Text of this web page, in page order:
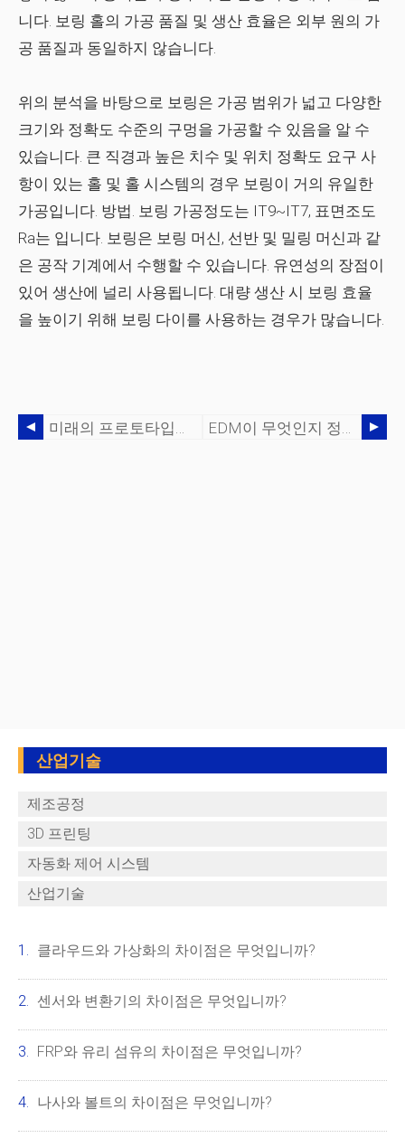
니다. 보링 홀의 가공 품질 및 생산 효율은 외부 원의 가
공 품질과 동일하지 않습니다.
위의 분석을 바탕으로 보링은 가공 범위가 넓고 다양한
크기와 정확도 수준의 구멍을 가공할 수 있음을 알 수
있습니다. 큰 직경과 높은 치수 및 위치 정확도 요구 사
항이 있는 홀 및 홀 시스템의 경우 보링이 거의 유일한
가공입니다. 방법. 보링 가공정도는 IT9~IT7, 표면조도
Ra는 입니다. 보링은 보링 머신, 선반 및 밀링 머신과 같
은 공작 기계에서 수행할 수 있습니다. 유연성의 장점이
있어 생산에 널리 사용됩니다. 대량 생산 시 보링 효율
을 높이기 위해 보링 다이를 사용하는 경우가 많습니다.
산업기술
제조공정
3D 프린팅
자동화 제어 시스템
산업기술
클라우드와 가상화의 차이점은 무엇입니까?
센서와 변환기의 차이점은 무엇입니까?
FRP와 유리 섬유의 차이점은 무엇입니까?
나사와 볼트의 차이점은 무엇입니까?